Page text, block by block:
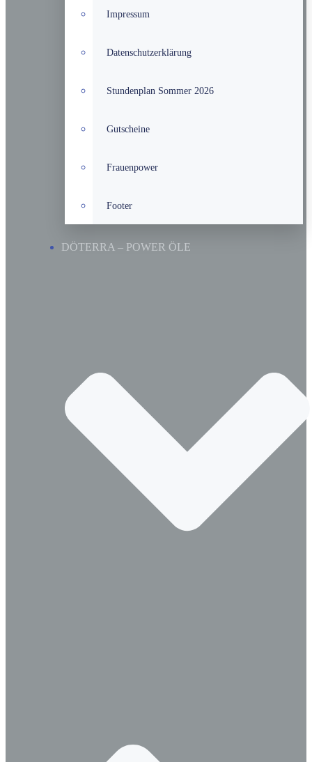
Impressum
Datenschutzerklärung
Stundenplan Sommer 2026
Gutscheine
Frauenpower
Footer
DÖTERRA – POWER ÖLE